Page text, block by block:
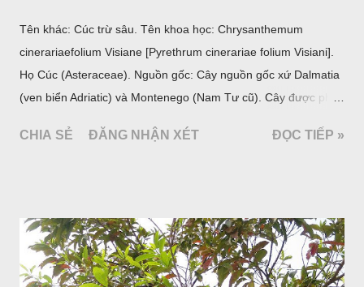
Tên khác: Cúc trừ sâu. Tên khoa học: Chrysanthemum
cinerariaefolium Visiane [Pyrethrum cinerariae folium Visiani].
Họ Cúc (Asteraceae). Nguồn gốc: Cây nguồn gốc xứ Dalmatia
(ven biển Adriatic) và Montenego (Nam Tư cũ). Cây được phân
trồng để khai thác: Pháp, Nga, Đức, Nam Tư (cũ), sau lan
Tam Đảo (Vĩnh Phúc), đã thu được kết quả ban đầu (những
năm 1560- 70); thường trồng đến năm thứ hai, thứ ba mới hái
hoa; trồng một lần thu hoạch 10 - 20 năm.
CHIA SẺ ĐĂNG NHẬN XÉT ĐỌC TIẾP »